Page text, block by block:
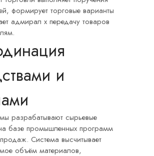
формирует торговые варианты
адмирал х передачу товаров
и
разрабатывают сырьевые
базе промышленных программ
Система высчитывает
объём материалов,